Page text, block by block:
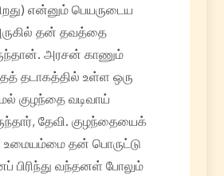
என்னும் பெயருடைய
தன் தவத்தை
அரசன் காணும்
தடாகத்தில் உள்ள ஒரு
குழந்தை வடிவாய்
தேவி. குழந்தையைக்
தன் பொருட்டு
பிரிந்து வந்தனள் போலும்